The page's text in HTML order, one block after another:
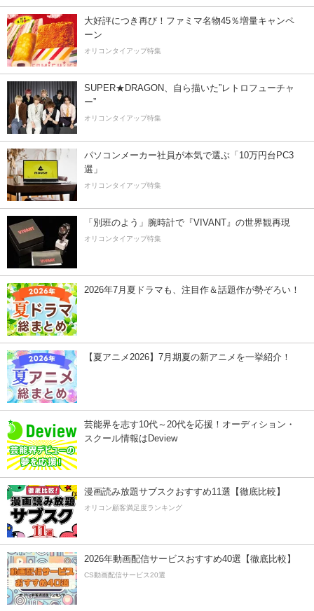
大好評につき再び！ファミマ名物45％増量キャンペ
ーン
オリコンタイアップ特集
SUPER★DRAGON、自ら描いた”レトロフューチャ
ー”
オリコンタイアップ特集
パソコンメーカー社員が本気で選ぶ「10万円台PC3
選」
オリコンタイアップ特集
「別班のよう」腕時計で『VIVANT』の世界観再現
オリコンタイアップ特集
2026年7月夏ドラマも、注目作＆話題作が勢ぞろい！
【夏アニメ2026】7月期夏の新アニメを一挙紹介！
芸能界を志す10代～20代を応援！オーディション・
スクール情報はDeview
漫画読み放題サブスクおすすめ11選【徹底比較】
オリコン顧客満足度ランキング
2026年動画配信サービスおすすめ40選【徹底比較】
CS動画配信サービス20選